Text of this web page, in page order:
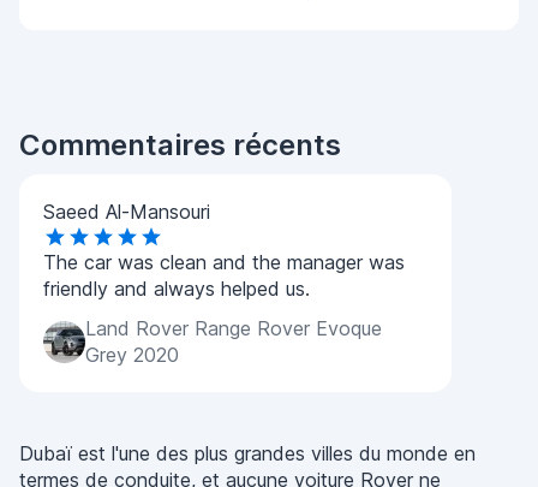
Commentaires récents
Saeed Al-Mansouri
The car was clean and the manager was
friendly and always helped us.
Land Rover Range Rover Evoque
Grey 2020
Dubaï est l'une des plus grandes villes du monde en
termes de conduite, et aucune voiture Rover ne